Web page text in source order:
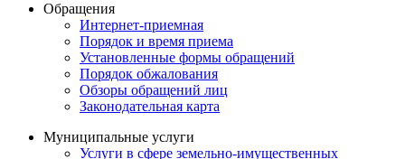
Обращения
Интернет-приемная
Порядок и время приема
Установленные формы обращений
Порядок обжалования
Обзоры обращений лиц
Законодательная карта
Муниципальные услуги
Услуги в сфере земельно-имущественных